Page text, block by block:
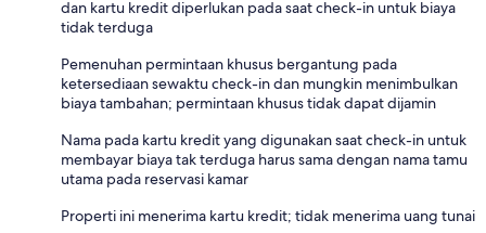
dan kartu kredit diperlukan pada saat check-in untuk biaya
tidak terduga
Pemenuhan permintaan khusus bergantung pada
ketersediaan sewaktu check-in dan mungkin menimbulkan
biaya tambahan; permintaan khusus tidak dapat dijamin
Nama pada kartu kredit yang digunakan saat check-in untuk
membayar biaya tak terduga harus sama dengan nama tamu
utama pada reservasi kamar
Properti ini menerima kartu kredit; tidak menerima uang tunai